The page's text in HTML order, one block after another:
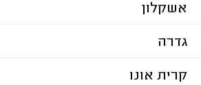
אשקלון
גדרה
קרית אונו